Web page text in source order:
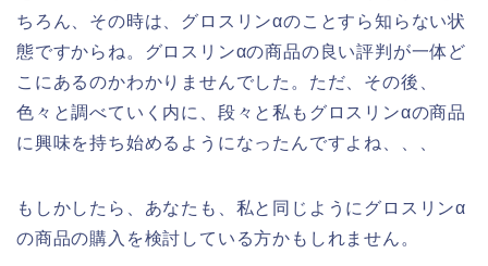
ちろん、その時は、グロスリンαのことすら知らない状
態ですからね。グロスリンαの商品の良い評判が一体ど
こにあるのかわかりませんでした。ただ、その後、
色々と調べていく内に、段々と私もグロスリンαの商品
に興味を持ち始めるようになったんですよね、、、
もしかしたら、あなたも、私と同じようにグロスリンα
の商品の購入を検討している方かもしれません。